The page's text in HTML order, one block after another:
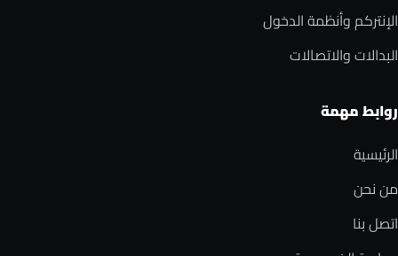
الإنتركم وأنظمة الدخول
البدالات والاتصالات
روابط مهمة
الرئيسية
من نحن
اتصل بنا